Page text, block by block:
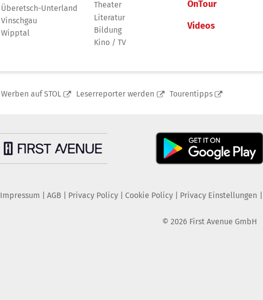
Überetsch-Unterland
Vinschgau
Wipptal
Theater
Literatur
Bildung
Kino / TV
OnTour
Videos
Werben auf STOL Leserreporter werden Tourentipps
Impressum AGB Privacy Policy| Cookie Policy| Privacy Einstellungen
© 2026 First Avenue GmbH